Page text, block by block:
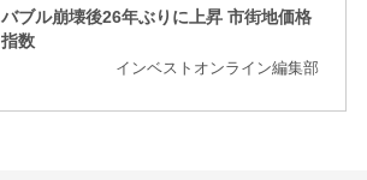
バブル崩壊後26年ぶりに上昇 市街地価格
指数
インベストオンライン編集部